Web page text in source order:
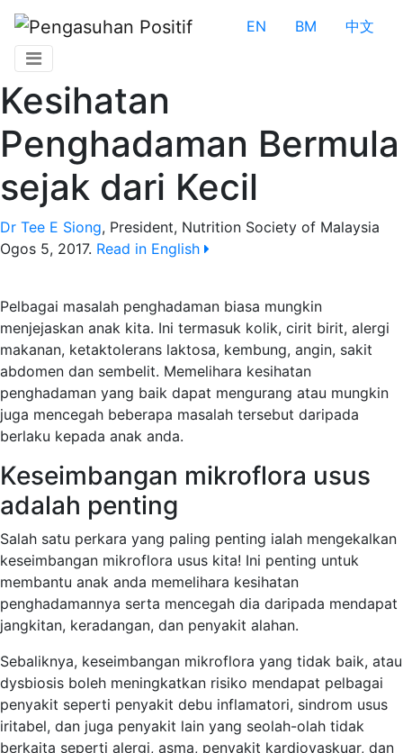
EN BM 中文
Kesihatan
Penghadaman Bermula
sejak dari Kecil
Dr Tee E Siong, President, Nutrition Society of Malaysia
Ogos 5, 2017. Read in English
Pelbagai masalah penghadaman biasa mungkin
menjejaskan anak kita. Ini termasuk kolik, cirit birit, alergi
makanan, ketaktolerans laktosa, kembung, angin, sakit
abdomen dan sembelit. Memelihara kesihatan
penghadaman yang baik dapat mengurang atau mungkin
juga mencegah beberapa masalah tersebut daripada
berlaku kepada anak anda.
Keseimbangan mikroflora usus
adalah penting
Salah satu perkara yang paling penting ialah mengekalkan
keseimbangan mikroflora usus kita! Ini penting untuk
membantu anak anda memelihara kesihatan
penghadamannya serta mencegah dia daripada mendapat
jangkitan, keradangan, dan penyakit alahan.
Sebaliknya, keseimbangan mikroflora yang tidak baik, atau
dysbiosis boleh meningkatkan risiko mendapat pelbagai
penyakit seperti penyakit debu inflamatori, sindrom usus
iritabel, dan juga penyakit lain yang seolah-olah tidak
berkaita seperti alergi, asma, penyakit kardiovaskuar, dan